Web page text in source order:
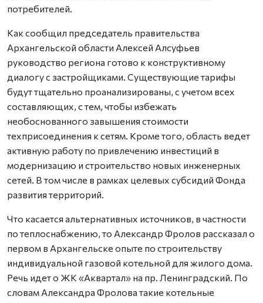
потребителей.
Как сообщил председатель правительства
Архангельской области Алексей Алсуфьев
руководство региона готово к конструктивному
диалогу с застройщиками. Существующие тарифы
будут тщательно проанализированы, с учетом всех
составляющих, с тем, чтобы избежать
необоснованного завышения стоимости
техприсоединения к сетям. Кроме того, область ведет
активную работу по привлечению инвестиций в
модернизацию и строительство новых инженерных
сетей. В том числе в рамках целевых субсидий Фонда
развития территорий.
Что касается альтернативных источников, в частности
по теплоснабжению, то Александр Фролов рассказал о
первом в Архангельске опыте по строительству
индивидуальной газовой котельной для жилого дома.
Речь идет о ЖК «Аквартал» на пр. Ленинградский. По
словам Александра Фролова такие котельные